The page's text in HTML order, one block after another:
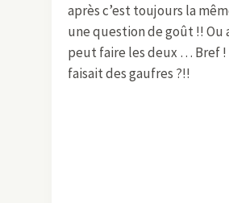
après c’est toujours la
une question de goût !! Ou
peut faire les deux … Bref !
faisait des gaufres ?!!